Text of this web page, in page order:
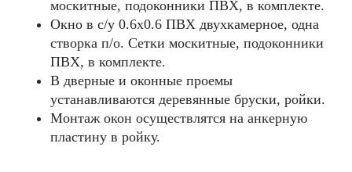
москитные, подоконники ПВХ, в комплекте.
Окно в с/у 0.6х0.6 ПВХ двухкамерное, одна
створка п/о. Сетки москитные, подоконники
ПВХ, в комплекте.
В дверные и оконные проемы
устанавливаются деревянные бруски, ройки.
Монтаж окон осуществлятся на анкерную
пластину в ройку.